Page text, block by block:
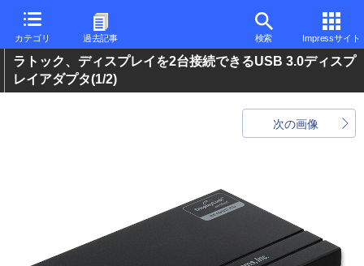
カテゴリ 過去記事 検索 Impressサイト
ラトック、ディスプレイを2台接続できるUSB 3.0ディスプ
レイアダプタ(1/2)
次の画像